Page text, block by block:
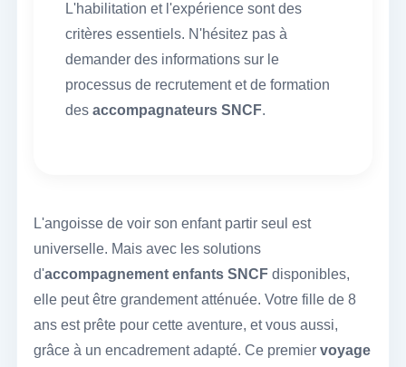
L'habilitation et l'expérience sont des
critères essentiels. N'hésitez pas à
demander des informations sur le
processus de recrutement et de formation
des accompagnateurs SNCF.
L'angoisse de voir son enfant partir seul est
universelle. Mais avec les solutions
d'accompagnement enfants SNCFdisponibles,
elle peut être grandement atténuée. Votre fille de 8
ans est prête pour cette aventure, et vous aussi,
grâce à un encadrement adapté. Ce premier voyage